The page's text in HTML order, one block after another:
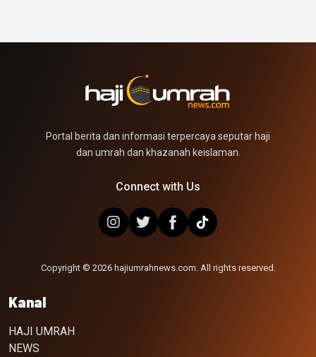
Portal berita dan informasi terpercaya seputar haji
dan umrah dan khazanah keislaman.
Connect with Us
Copyright © 2026 hajiumrahnews.com. All rights reserved.
Kanal
HAJI UMRAH
NEWS